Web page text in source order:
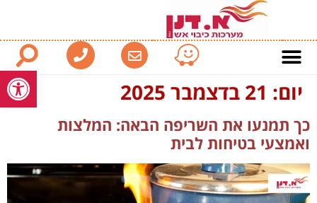
פתח
יום: 21 בדצמבר 2025
כך תמנעו את השריפה הבאה: המלצות
ואמצעי בטיחות לבית